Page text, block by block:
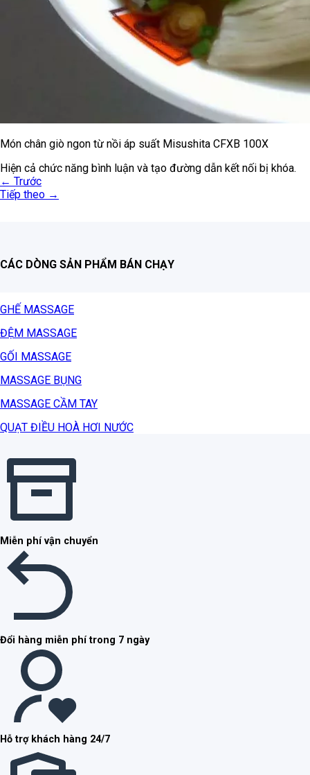
Món chân giò ngon từ nồi áp suất Misushita CFXB 100X
Hiện cả chức năng bình luận và tạo đường dẫn kết nối bị khóa.
← Trước
Tiếp theo →
CÁC DÒNG SẢN PHẨM BÁN CHẠY
GHẾ MASSAGE
ĐỆM MASSAGE
GỐI MASSAGE
MASSAGE BỤNG
MASSAGE CẦM TAY
QUẠT ĐIỀU HOÀ HƠI NƯỚC
Miễn phí vận chuyển
Đổi hàng miễn phí trong 7 ngày
Hỗ trợ khách hàng 24/7